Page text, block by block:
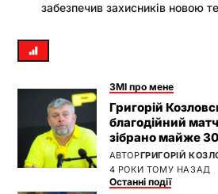
забезпечив захисників новою
ЗМІ про мене
Григорій
благодійний
зібрано майже
АВТОРГРИГОРІЙ
4 РОКИ ТОМУ НАЗАД
Останні події